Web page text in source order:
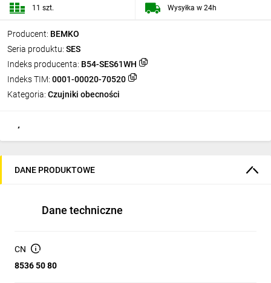
Producent: BEMKO
Seria produktu: SES
Indeks producenta: B54-SES61WH
Indeks TIM: 0001-00020-70520
Kategoria: Czujniki obecności
11 szt. Wysyłka w 24h
DANE PRODUKTOWE
Dane techniczne
CN
8536 50 80